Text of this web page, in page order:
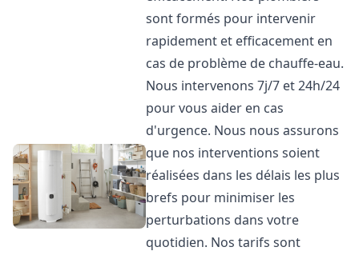
sont formés pour intervenir
rapidement et efficacement en
cas de problème de chauffe-eau.
Nous intervenons 7j/7 et 24h/24
pour vous aider en cas
d'urgence. Nous nous assurons
que nos interventions soient
réalisées dans les délais les plus
brefs pour minimiser les
perturbations dans votre
quotidien. Nos tarifs sont